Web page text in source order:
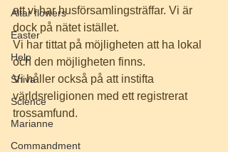
Altar flowers
Easter
Help
Shiva
Science
Marianne
Commandment
att vi har husförsamlingsträffar. Vi är
dock på nätet istället.
Vi har tittat på möjligheten att ha lokal
och den möjligheten finns.
Vi håller också på att instifta
världsreligionen med ett registrerat
trossamfund.